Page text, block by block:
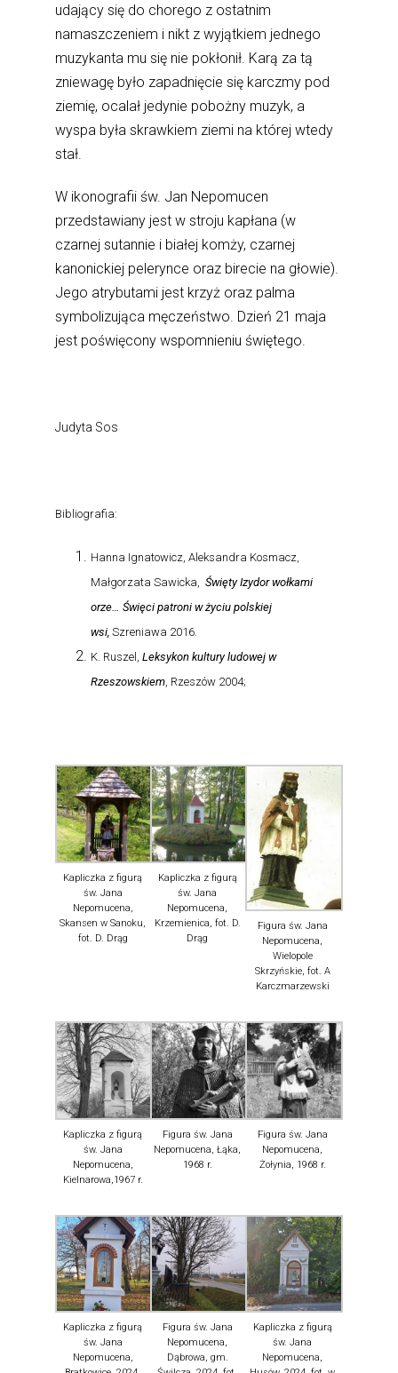
udający się do chorego z ostatnim
namaszczeniem i nikt z wyjątkiem jednego
muzykanta mu się nie pokłonił. Karą za tą
zniewagę było zapadnięcie się karczmy pod
ziemię, ocalał jedynie pobożny muzyk, a
wyspa była skrawkiem ziemi na której wtedy
stał.
W ikonografii św. Jan Nepomucen
przedstawiany jest w stroju kapłana (w
czarnej sutannie i białej komży, czarnej
kanonickiej pelerynce oraz birecie na głowie).
Jego atrybutami jest krzyż oraz palma
symbolizująca męczeństwo. Dzień 21 maja
jest poświęcony wspomnieniu świętego.
Judyta Sos
Bibliografia:
Hanna Ignatowicz, Aleksandra Kosmacz,
Małgorzata Sawicka,Święty Izydor wołkami
orze… Święci patroni w życiu polskiej
wsi,Szreniawa 2016.
K. Ruszel,Leksykon kultury ludowej w
Rzeszowskiem, Rzeszów 2004;
Kapliczka z figurą
św. Jana
Nepomucena,
Skansen w Sanoku,
fot. D. Drąg
Kapliczka z figurą
św. Jana
Nepomucena,
Krzemienica, fot. D.
Drąg
Figura św. Jana
Nepomucena,
Wielopole
Skrzyńskie, fot. A
Karczmarzewski
Kapliczka z figurą
św. Jana
Nepomucena,
Kielnarowa,1967 r.
Figura św. Jana
Nepomucena, Łąka,
1968 r.
Figura św. Jana
Nepomucena,
Żołynia, 1968 r.
Kapliczka z figurą
św. Jana
Nepomucena,
Figura św. Jana
Nepomucena,
Dąbrowa, gm.
Kapliczka z figurą
św. Jana
Nepomucena,